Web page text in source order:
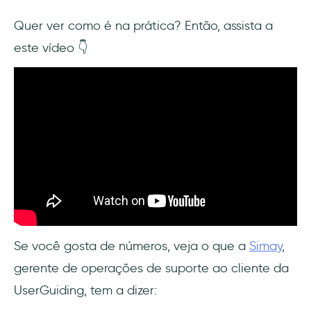
Quer ver como é na prática? Então, assista a
este vídeo 👇
Se você gosta de números, veja o que a Simay,
gerente de operações de suporte ao cliente da
UserGuiding, tem a dizer: